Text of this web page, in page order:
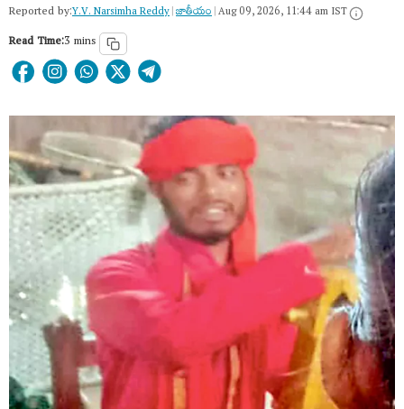
Reported by:Y.V. Narsimha Reddy|జాతీయం|Aug 09, 2026, 11:44 am IST
Read Time:3 mins